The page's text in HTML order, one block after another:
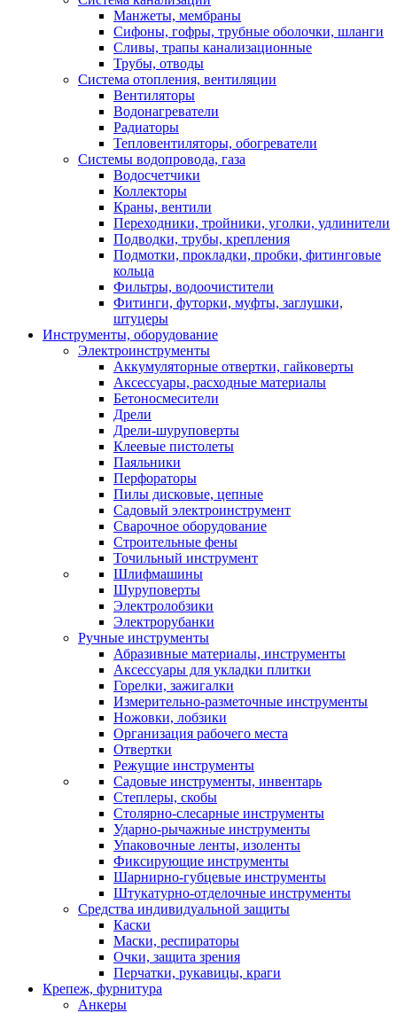
Манжеты, мембраны
Сифоны, гофры, трубные оболочки, шланги
Сливы, трапы канализационные
Трубы, отводы
Система отопления, вентиляции
Вентиляторы
Водонагреватели
Радиаторы
Тепловентиляторы, обогреватели
Системы водопровода, газа
Водосчетчики
Коллекторы
Краны, вентили
Переходники, тройники, уголки, удлинители
Подводки, трубы, крепления
Подмотки, прокладки, пробки, фитинговые
кольца
Фильтры, водоочистители
Фитинги, футорки, муфты, заглушки,
штуцеры
Инструменты, оборудование
Электроинструменты
Аккумуляторные отвертки, гайковерты
Аксессуары, расходные материалы
Бетоносмесители
Дрели
Дрели-шуруповерты
Клеевые пистолеты
Паяльники
Перфораторы
Пилы дисковые, цепные
Садовый электроинструмент
Сварочное оборудование
Строительные фены
Точильный инструмент
Шлифмашины
Шуруповерты
Электролобзики
Электрорубанки
Ручные инструменты
Абразивные материалы, инструменты
Аксессуары для укладки плитки
Горелки, зажигалки
Измерительно-разметочные инструменты
Ножовки, лобзики
Организация рабочего места
Отвертки
Режущие инструменты
Садовые инструменты, инвентарь
Степлеры, скобы
Столярно-слесарные инструменты
Ударно-рычажные инструменты
Упаковочные ленты, изоленты
Фиксирующие инструменты
Шарнирно-губцевые инструменты
Штукатурно-отделочные инструменты
Средства индивидуальной защиты
Каски
Маски, респираторы
Очки, защита зрения
Перчатки, рукавицы, краги
Крепеж, фурнитура
Анкеры